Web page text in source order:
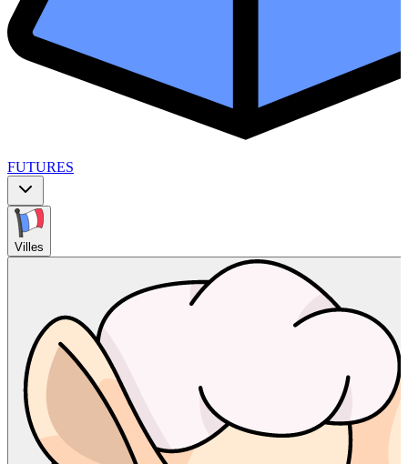
FUTURES
Villes